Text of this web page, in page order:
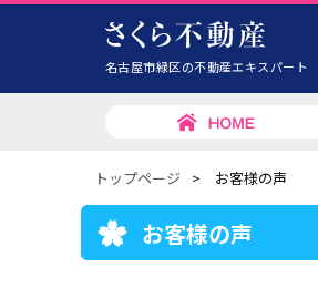
名古屋市緑区の不動産エキスパート
トップページ > お客様の声
お客様の声